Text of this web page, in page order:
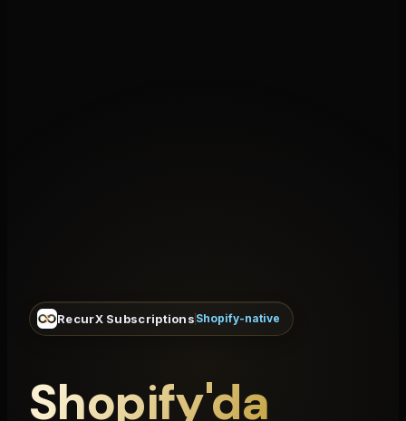
RecurX Subscriptions Shopify-native
Shopify'da